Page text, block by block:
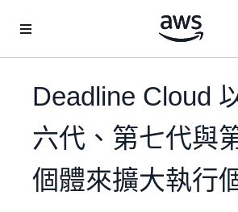
Deadline Cloud
六代、第七代與
個體來擴大執行